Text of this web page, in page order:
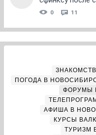
0 11
ПОГОДА В
ФОРУМЫ
АФИША В
КУРСЫ
ТУРИЗМ